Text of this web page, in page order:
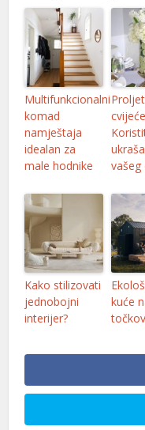
Multifunkcionalni
komad
namještaja
idealan za
male hodnike
vašeg
Kako stilizovati
jednobojni
interijer?
kuće